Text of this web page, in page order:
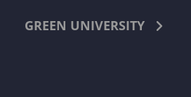
GREEN UNIVERSITY